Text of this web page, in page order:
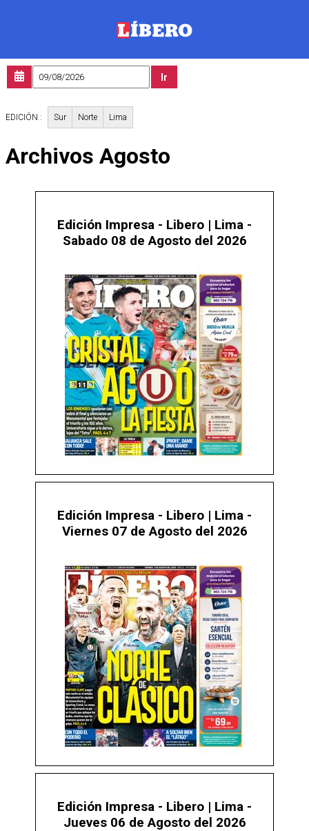
Ir
EDICIÓN : Sur Norte Lima
Archivos Agosto
Edición Impresa - Libero | Lima -
Sabado 08 de Agosto del 2026
Edición Impresa - Libero | Lima -
Viernes 07 de Agosto del 2026
Edición Impresa - Libero | Lima -
Jueves 06 de Agosto del 2026